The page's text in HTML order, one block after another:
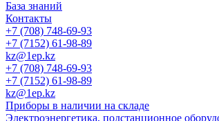
База знаний
Контакты
+7 (708) 748-69-93
+7 (7152) 61-98-89
kz@1ep.kz
+7 (708) 748-69-93
+7 (7152) 61-98-89
kz@1ep.kz
Приборы в наличии на складе
Электроэнергетика, подстанционное